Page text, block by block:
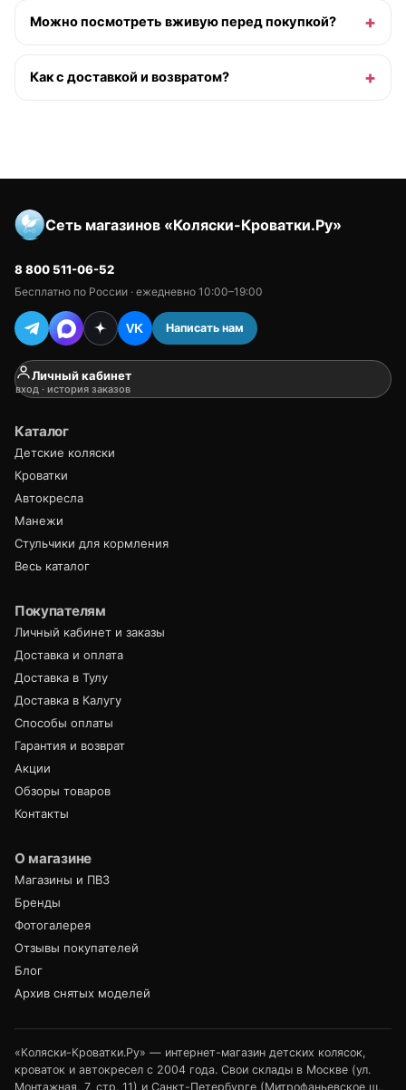
Можно посмотреть вживую перед покупкой?
Как с доставкой и возвратом?
Сеть магазинов «Коляски-Кроватки.Ру»
8 800 511-06-52
Бесплатно по России · ежедневно 10:00–19:00
VK Написать нам
Личный кабинет
вход · история заказов
Каталог
Детские коляски
Кроватки
Автокресла
Манежи
Стульчики для кормления
Весь каталог
Покупателям
Личный кабинет и заказы
Доставка и оплата
Доставка в Тулу
Доставка в Калугу
Способы оплаты
Гарантия и возврат
Акции
Обзоры товаров
Контакты
О магазине
Магазины и ПВЗ
Бренды
Фотогалерея
Отзывы покупателей
Блог
Архив снятых моделей
«Коляски-Кроватки.Ру» — интернет-магазин детских колясок,
кроваток и автокресел с 2004 года. Свои склады в Москве (ул.
Монтажная, 7, стр. 11) и Санкт-Петербурге (Митрофаньевское ш.,